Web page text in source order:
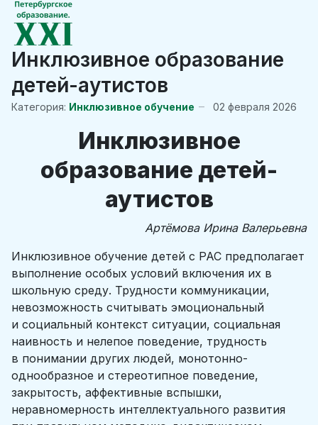
Инклюзивное образование
детей-аутистов
Категория: Инклюзивное обучение 02 февраля 2026
Инклюзивное
образование детей-
аутистов
Артёмова Ирина Валерьевна
Инклюзивное обучение детей с РАС предполагает
выполнение особых условий включения их в
школьную среду. Трудности коммуникации,
невозможность считывать эмоциональный
и социальный контекст ситуации, социальная
наивность и нелепое поведение, трудность
в понимании других людей, монотонно-
однообразное и стереотипное поведение,
закрытость, аффективные вспышки,
неравномерность интеллектуального развития